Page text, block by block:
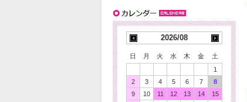
2026/08
日 月 火 水 木 金
土
1
2
3 4 5 6 7
8
9
10 11 12 13 14
15